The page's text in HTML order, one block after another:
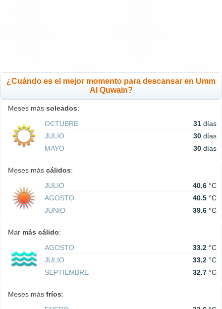
¿Cuándo es el mejor momento para descansar en Umm
Al Quwain?
Meses más soleados:
OCTUBRE
31 días
JULIO
30 días
MAYO
30 días
Meses más cálidos:
JULIO
40.6 °C
AGOSTO
40.5 °C
JUNIO
39.6 °C
Mar más cálido:
AGOSTO
33.2 °C
JULIO
33.2 °C
SEPTIEMBRE
32.7 °C
Meses más fríos: